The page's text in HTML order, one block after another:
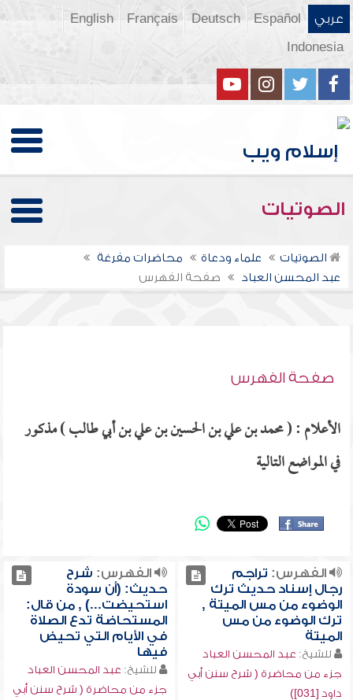
عربي Español
Deutsch
Français
English
Indonesia
الصوتيات
الصوتيات علماء ودعاة
محاضرات مفرغة
عبد المحسن العباد
صفحة الفهرس
صفحة الفهرس
الأعلام : ( محمد بن علي بن الحسين بن علي بن أبي طالب ) مذكور
في المواضع التالية
الفهرس: تراجم
رجال إسناد حديث ترك
الوضوء من مس الميتة ,
ترك الوضوء من مس
الميتة
للشيخ: عبد المحسن العباد
جزء من محاضرة ( شرح سنن أبي
داود [031])
الفهرس: شرح
حديث: (أن سودة
استحيضت...) , من قال:
المستحاضة تدع الصلاة
في الأيام التي تحيض
فيها
للشيخ: عبد المحسن العباد
جزء من محاضرة ( شرح سنن أبي